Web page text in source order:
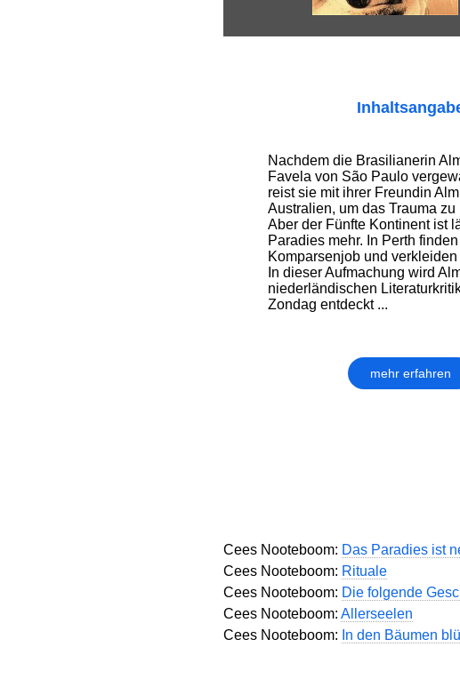
Nachdem die Brasilianerin
Favela von São Paulo
reist sie mit ihrer Freundin
Australien, um das Trauma zu
Aber der Fünfte Kontinent ist
Paradies mehr. In Perth
Komparsenjob und
In dieser Aufmachung wird
niederländischen
Zondag entdeckt ...
mehr erfahren
Cees Nooteboom: Das Paradies ist
Cees Nooteboom: Rituale
Cees Nooteboom: Die folgende
Cees Nooteboom: Allerseelen
Cees Nooteboom: In den Bäumen